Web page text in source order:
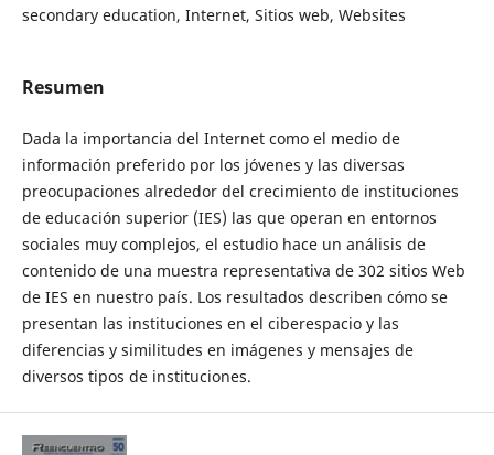
secondary education, Internet, Sitios web, Websites
Resumen
Dada la importancia del Internet como el medio de
información preferido por los jóvenes y las diversas
preocupaciones alrededor del crecimiento de instituciones
de educación superior (IES) las que operan en entornos
sociales muy complejos, el estudio hace un análisis de
contenido de una muestra representativa de 302 sitios Web
de IES en nuestro país. Los resultados describen cómo se
presentan las instituciones en el ciberespacio y las
diferencias y similitudes en imágenes y mensajes de
diversos tipos de instituciones.